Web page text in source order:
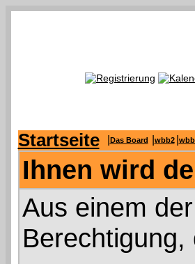
Startseite Das Board wbb2
Ihnen wird
Aus einem